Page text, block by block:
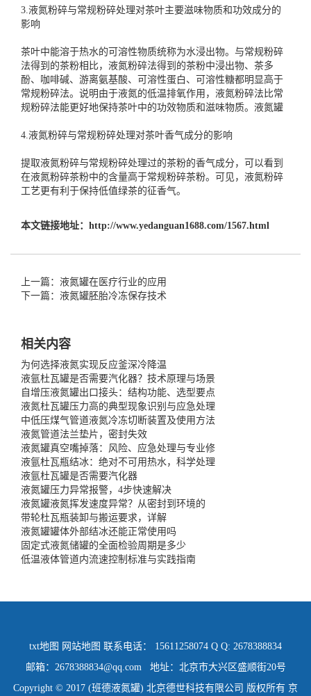
3.液氮粉碎与常规粉碎处理对茶叶主要滋味物质和功效成分的
影响
茶叶中能溶于热水的可溶性物质统称为水浸出物。与常规粉碎
法得到的茶粉相比，液氮粉碎法得到的茶粉中浸出物、茶多
酚、咖啡碱、游离氨基酸、可溶性蛋白、可溶性糖都明显高于
常规粉碎法。说明由于液氮的低温排氧作用，液氮粉碎法比常
规粉碎法能更好地保持茶叶中的功效物质和滋味物质。 液氮罐
4.液氮粉碎与常规粉碎处理对茶叶香气成分的影响
提取液氮粉碎与常规粉碎处理过的茶粉的香气成分，可以看到
在液氮粉碎茶粉中的含量高于常规粉碎茶粉。可见，液氮粉碎
工艺更有利于保持低值绿茶的征香气。
本文链接地址： http://www.yedanguan1688.com/1567.html
上一篇：液氮罐在医疗行业的应用
下一篇：液氮罐胚胎冷冻保存技术
相关内容
为何选择液氮实现反应釜深冷降温
液氩杜瓦罐是否需要汽化器？技术原理与场景
自增压液氮罐出口接头：结构功能、选型要点
液氮杜瓦罐压力高的典型现象识别与应急处理
中低压煤气管道液氮冷冻切断装置及使用方法
液氮管道法兰垫片，密封失效
液氮罐真空嘴掉落：风险、应急处理与专业修
液氩杜瓦瓶结冰：绝对不可用热水，科学处理
液氩杜瓦罐是否需要汽化器
液氮罐压力异常报警，4步快速解决
液氮罐液氮挥发速度异常？从密封到环境的
带轮杜瓦瓶装卸与搬运要求，详解
液氮罐罐体外部结冰还能正常使用吗
固定式液氮储罐的全面检验周期是多少
低温液体管道内流速控制标准与实践指南
txt地图 网站地图 联系电话： 15611258074 Q Q: 2678388834
邮箱：2678388834@qq.com 地址：北京市大兴区盛顺街20号
Copyright © 2017 (班德液氮罐) 北京德世科技有限公司 版权所有 京